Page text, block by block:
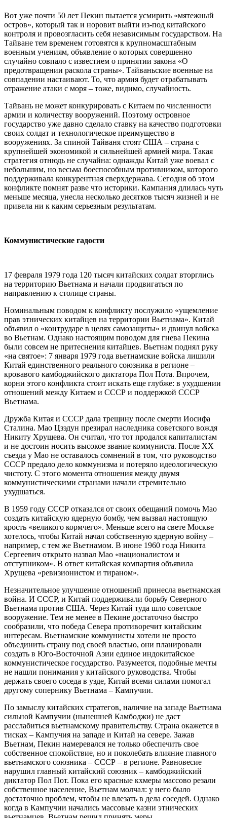
Вот уже почти 50 лет Пекин пытается усмирить «мятежный
остров», который так и норовит выйти из-под китайского
контроля и провозгласить себя независимым государством. На
Тайване тем временем готовятся к крупномасштабным
военным учениям, объявление о которых совершенно
случайно совпало с известием о принятии закона «О
предотвращении раскола страны». Тайваньские военные на
совпадении настаивают. То, что армия будет отрабатывать
отражение атаки с моря – тоже, видимо, случайность.
Тайвань не может конкурировать с Китаем по численности
армии и количеству вооружений. Поэтому островное
государство уже давно сделало ставку на качество подготовки
своих солдат и технологическое преимущество в
вооружениях. За спиной Тайваня стоят США – страна с
крупнейшей экономикой и сильнейшей армией мира. Такая
стратегия отнюдь не случайна: однажды Китай уже воевал с
небольшим, но весьма боеспособным противником, которого
поддерживала конкурентная сверхдержава. Сегодня об этом
конфликте помнят разве что историки. Кампания длилась чуть
меньше месяца, унесла несколько десятков тысяч жизней и не
привела ни к каким серьезным результатам.
Коммунистические гадости
17 февраля 1979 года 120 тысяч китайских солдат вторглись
на территорию Вьетнама и начали продвигаться по
направлению к столице страны.
Номинальным поводом к конфликту послужило «ущемление
прав этнических китайцев на территории Вьетнама». Китай
объявил о «контрударе в целях самозащиты» и двинул войска
во Вьетнам. Однако настоящим поводом для гнева Пекина
были совсем не притеснения китайцев. Вьетнам поднял руку
«на святое»: 7 января 1979 года вьетнамские войска лишили
Китай единственного реального союзника в регионе –
кровавого камбоджийского диктатора Пол Пота. Впрочем,
корни этого конфликта стоит искать еще глубже: в ухудшении
отношений между Китаем и СССР и поддержкой СССР
Вьетнама.
Дружба Китая и СССР дала трещину после смерти Иосифа
Сталина. Мао Цзэдун презирал наследника советского вождя
Никиту Хрущева. Он считал, что тот продался капиталистам
и не достоин носить высокое звание коммуниста. После XX
съезда у Мао не оставалось сомнений в том, что руководство
СССР предало дело коммунизма и потеряло идеологическую
чистоту. С этого момента отношения между двумя
коммунистическими странами начали стремительно
ухудшаться.
В 1959 году СССР отказался от своих обещаний помочь Мао
создать китайскую ядерную бомбу, чем вызвал настоящую
ярость «великого кормчего». Меньше всего на свете Москве
хотелось, чтобы Китай начал собственную ядерную войну –
например, с тем же Вьетнамом. В июне 1960 года Никита
Сергеевич открыто назвал Мао «националистом и
отступником». В ответ китайская компартия объявила
Хрущева «ревизионистом и тираном».
Незначительное улучшение отношений принесла вьетнамская
война. И СССР, и Китай поддерживали борьбу Северного
Вьетнама против США. Через Китай туда шло советское
вооружение. Тем не менее в Пекине достаточно быстро
сообразили, что победа Севера противоречит китайским
интересам. Вьетнамские коммунисты хотели не просто
объединить страну под своей властью, они планировали
создать в Юго-Восточной Азии единое индокитайское
коммунистическое государство. Разумеется, подобные мечты
не нашли понимания у китайского руководства. Чтобы
держать своего соседа в узде, Китай всеми силами помогал
другому сопернику Вьетнама – Кампучии.
По замыслу китайских стратегов, наличие на западе Вьетнама
сильной Кампучии (нынешней Камбоджи) не даст
расслабиться вьетнамскому правительству. Страна окажется в
тисках – Кампучия на западе и Китай на севере. Зажав
Вьетнам, Пекин намеревался не только обеспечить свое
собственное спокойствие, но и поколебать влияние главного
вьетнамского союзника – СССР – в регионе. Равновесие
нарушил главный китайский союзник – камбоджийский
диктатор Пол Пот. Пока его красные кхмеры массово резали
собственное население, Вьетнам молчал: у него было
достаточно проблем, чтобы не влезать в дела соседей. Однако
когда в Кампучии начались массовые казни этнических